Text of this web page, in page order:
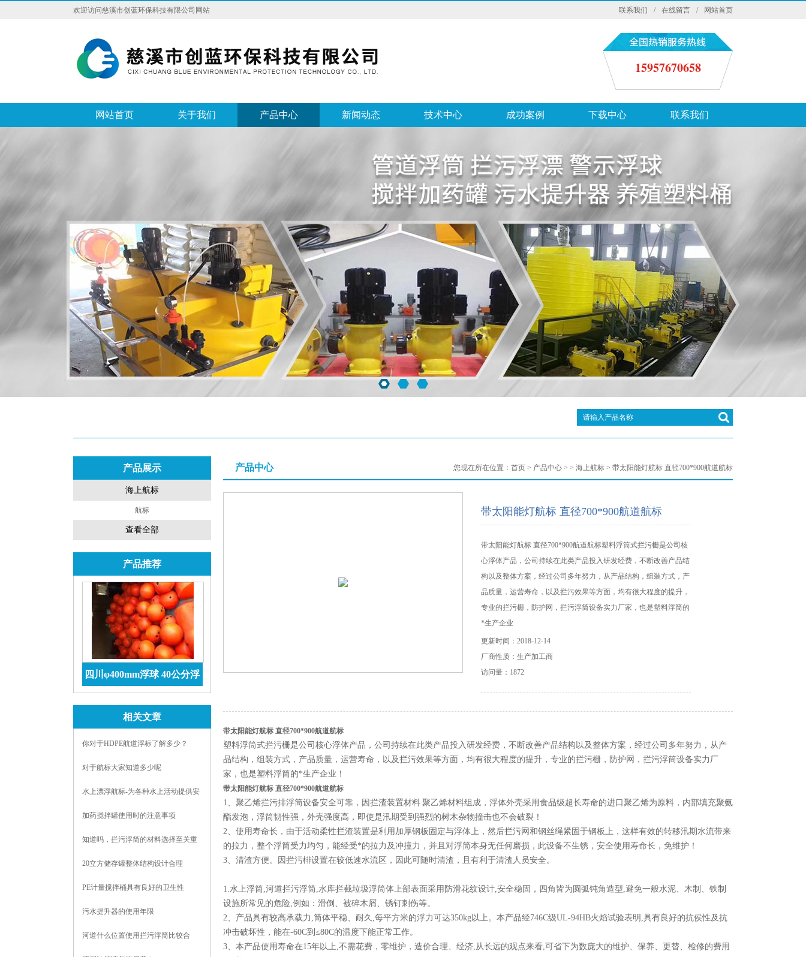
欢迎访问慈溪市创蓝环保科技有限公司网站 联系我们 / 在线留言 / 网站首页
15957670658
网站首页 关于我们 产品中心 新闻动态 技术中心 成功案例 下载中心 联系我们
产品展示
海上航标
航标
查看全部
产品推荐
四川φ400mm浮球 40公分浮
相关文章
你对于HDPE航道浮标了解多少？
对于航标大家知道多少呢
水上漂浮航标-为各种水上活动提供安
加药搅拌罐使用时的注意事项
知道吗，拦污浮筒的材料选择至关重
20立方储存罐整体结构设计合理
PE计量搅拌桶具有良好的卫生性
污水提升器的使用年限
河道什么位置使用拦污浮筒比较合
产品中心 您现在所在位置： 首页 > 产品中心 > > 海上航标 > 带太阳能灯航标 直径700*900航道航标
带太阳能灯航标 直径700*900航道航标
带太阳能灯航标 直径700*900航道航标塑料浮筒式拦污栅是公司核
心浮体产品，公司持续在此类产品投入研发经费，不断改善产品结
构以及整体方案，经过公司多年努力，从产品结构，组装方式，产
品质量，运营寿命，以及拦污效果等方面，均有很大程度的提升，
专业的拦污栅，防护网，拦污浮筒设备实力厂家，也是塑料浮筒的
*生产企业
更新时间：2018-12-14
厂商性质：生产加工商
访问量：1872
带太阳能灯航标 直径700*900航道航标
塑料浮筒式拦污栅是公司核心浮体产品，公司持续在此类产品投入研发经费，不断改善产品结构以及整体方案，经过公司多年努力，从产
品结构，组装方式，产品质量，运营寿命，以及拦污效果等方面，均有很大程度的提升，专业的拦污栅，防护网，拦污浮筒设备实力厂
家，也是塑料浮筒的*生产企业！
带太阳能灯航标 直径700*900航道航标
1、聚乙烯拦污排浮筒设备安全可靠，因拦渣装置材料 聚乙烯材料组成，浮体外壳采用食品级超长寿命的进口聚乙烯为原料，内部填充聚氨
酯发泡，浮筒韧性强，外壳强度高，即使是汛期受到强烈的树木杂物撞击也不会破裂！
2、使用寿命长，由于活动柔性拦渣装置是利用加厚钢板固定与浮体上，然后拦污网和钢丝绳紧固于钢板上，这样有效的转移汛期水流带来
的拉力，整个浮筒受力均匀，能经受*的拉力及冲撞力，并且对浮筒本身无任何磨损，此设备不生锈，安全使用寿命长，免维护！
3、清渣方便。因拦污棑设置在较低速水流区，因此可随时清渣，且有利于清渣人员安全。
1.水上浮筒,河道拦污浮筒,水库拦截垃圾浮筒体上部表面采用防滑花纹设计,安全稳固，四角皆为圆弧钝角造型,避免一般水泥、木制、铁制
设施所常见的危险,例如：滑倒、被碎木屑、锈钉刺伤等。
2、产品具有较高承载力,筒体平稳、耐久,每平方米的浮力可达350kg以上。本产品经746C级UL-94HB火焰试验表明,具有良好的抗侯性及抗
冲击破坏性，能在-60C到≤80C的温度下能正常工作。
3、本产品使用寿命在15年以上,不需花费，零维护，造价合理、经济,从长远的观点来看,可省下为数庞大的维护、保养、更替、检修的费用